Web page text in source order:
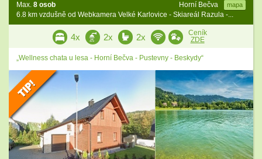
Horní Bečva mapa
Max. 8 osob
6.8 km vzdušně od Webkamera Velké Karlovice - Skiareál Razula -...
4x 2x 2x
Ceník
ZDE
„Wellness chata u lesa - Horní Bečva - Pustevny - Beskydy“